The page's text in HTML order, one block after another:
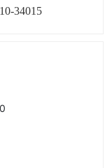
34015